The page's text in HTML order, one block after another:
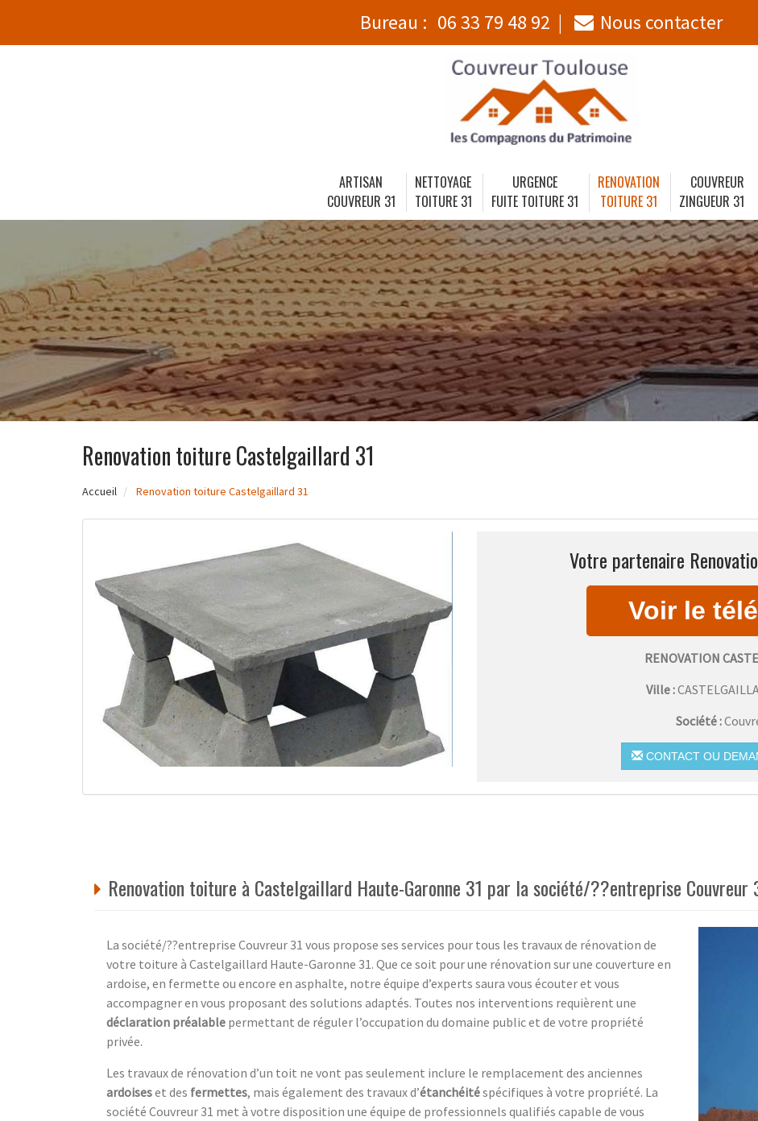
Bureau : 06 33 79 48 92 Nous contacter
ARTISAN
COUVREUR 31
NETTOYAGE
TOITURE 31
URGENCE
FUITE TOITURE 31
RENOVATION
TOITURE 31
COUVREUR
ZINGUEUR 31
Renovation toiture Castelgaillard 31
Accueil Renovation toiture Castelgaillard 31
Votre partenaire
RENOVATION
Ville :
Société :
CONTACT OU
Renovation toiture à Castelgaillard Haute-Garonne 31 par la société/??entreprise Couvreur
La société/??entreprise Couvreur 31 vous propose ses services pour tous les travaux de rénovation de
votre toiture à Castelgaillard Haute-Garonne 31. Que ce soit pour une rénovation sur une couverture en
ardoise, en fermette ou encore en asphalte, notre équipe d’experts saura vous écouter et vous
accompagner en vous proposant des solutions adaptés. Toutes nos interventions requièrent une
déclaration préalable permettant de réguler l’occupation du domaine public et de votre propriété
privée.
Les travaux de rénovation d’un toit ne vont pas seulement inclure le remplacement des anciennes
ardoiseset des fermettes, mais également des travaux d’étanchéitéspécifiques à votre propriété. La
société Couvreur 31 met à votre disposition une équipe de professionnels qualifiés capable de vous